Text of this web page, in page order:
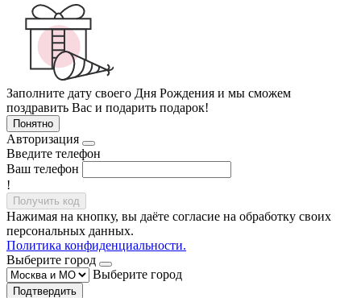
Заполните дату своего Дня Рождения и мы сможем
поздравить Вас и подарить подарок!
Понятно
Авторизация
Введите телефон
Ваш телефон
!
Получить код
Нажимая на кнопку, вы даёте согласие на обработку своих
персональных данных.
Политика конфиденциальности.
Выберите город
Выберите город
Подтвердить